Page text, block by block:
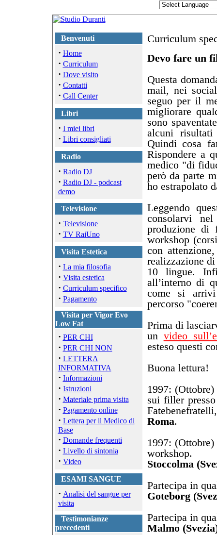
Benvenuti
· Home
· Curriculum
· Dove visito
· Contatti
· Call Center
Libri
· I miei libri
· Libri consigliati
Radio
· Radio DJ
· Radio DJ - podcast
demo
Televisione
· Televisione
· TV RaiUno
Visita Estetica
· La mia filosofia
· Visita estetica
· Curriculum specifico
· Pagamento
Visita per Vigor Evo
Low Fat
· PER CHI
· PER CHI NON
· LETTERA
INFORMATIVA
· Informazioni
· Istruzioni
· Materiale prima visita
· Pagamento online
· Lettera per il Medico di
Base
· Domande frequenti
· Livello di sintonia
· Video
ESAMI SANGUE
· Analisi del sangue per
visita
Testimonianze
precedenti
Curriculum
Devo fare un
Questa
mail, nei
seguo per il
migliorare
sono
alcuni
Quindi cosa
Rispondere a
medico "di
però da parte
ho estrapolato
Leggendo
consolarvi
produzione di
workshop
con
realizzazione
10 lingue.
all’interno di
come si
percorso
Prima di
un video
esteso questi
Buona lettura!
1997:
sui filler
Fatebenefratelli,
Roma.
1997:
workshop.
Stoccolma
Partecipa in
Goteborg
Partecipa in
Malmo